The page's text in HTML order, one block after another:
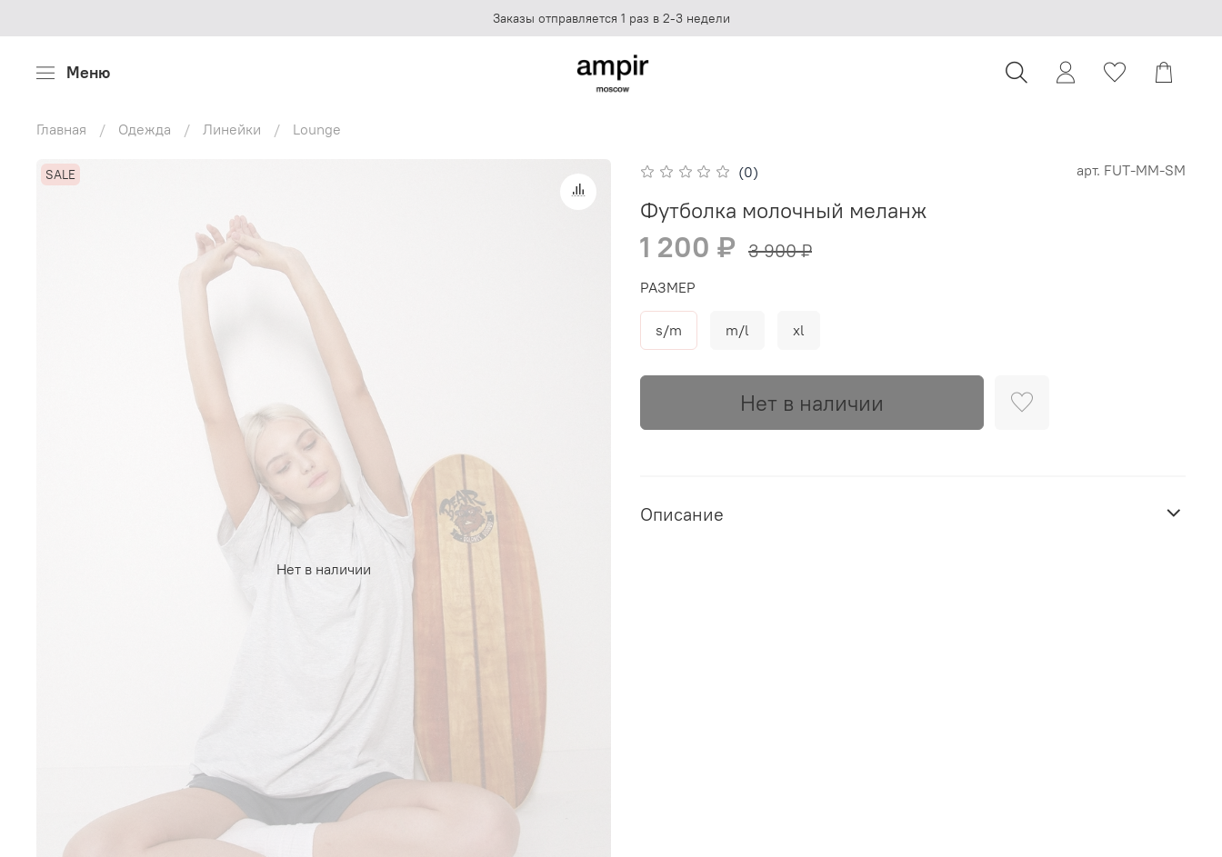
Заказы отправляется 1 раз в 2-3 недели
Меню
Главная Одежда Линейки Lounge
Нет в наличии
(0) арт. FUT-MM-SM
Футболка молочный меланж
1 200 ₽ 3 900 ₽
Нет в наличии
РАЗМЕР
s/m m/l xl
Описание